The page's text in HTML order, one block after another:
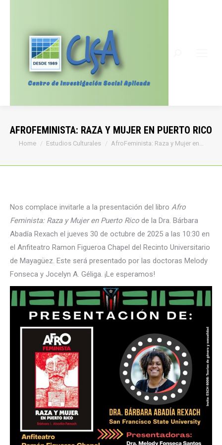
AFROFEMINISTA: RAZA Y MUJER EN PUERTO RICO
You are here:
Home Estudios Culturales AfroFeminista: Raza y Mujer en…
Nos complace invitarle a la presentación del libro Afro
Feminista: Raza y Mujer en Puerto Rico de la Dra. Bárbara
Abadía Rexach el jueves 30 de octubre de 2025 a las 10:30 en
el Anfiteatro Ramon Figueroa Chapel del Recinto Universitario
de Mayagüez. Este será presentado por las doctoras Melody
Fonseca y Jocelyn A. Géliga. ¡Le esperamos!